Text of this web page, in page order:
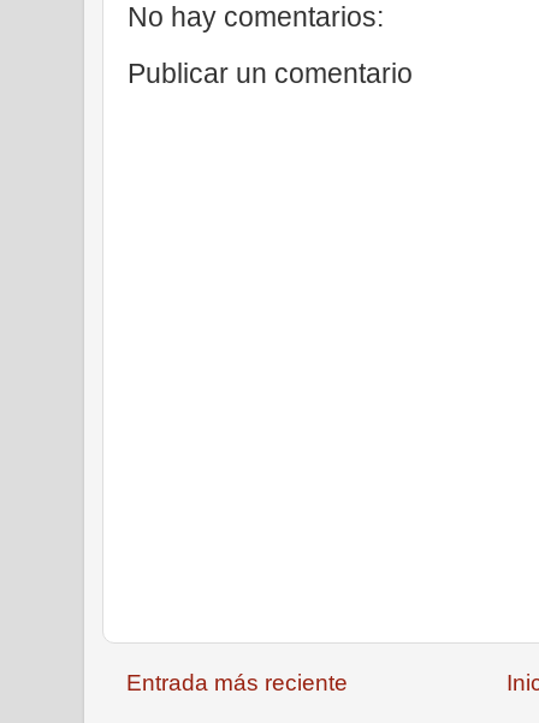
No hay comentarios:
Publicar un comentario
Entrada más reciente